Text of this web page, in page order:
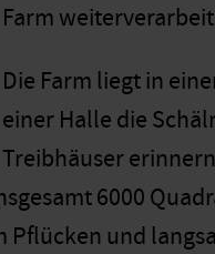
Farm
Die Farm liegt in
einer Halle die
Treibhäuser
6000
und